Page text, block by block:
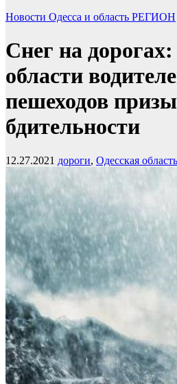
Новости Одесса и область РЕГИОН
Снег на
области
пешеходов
бдительности
12.27.2021 дороги, Одесская